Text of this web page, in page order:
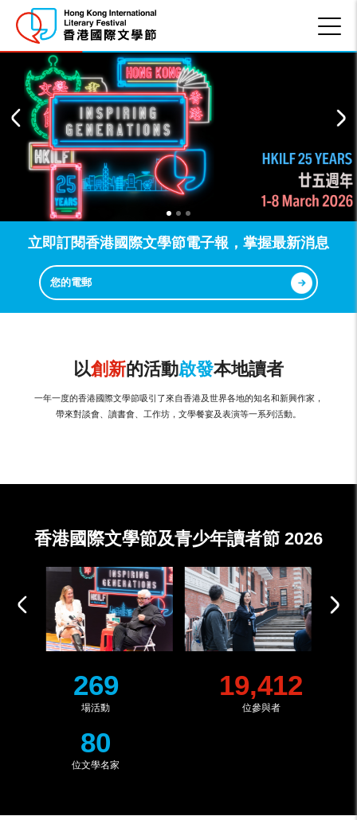
立即訂閱香港國際文學節電子報，掌握最新消息
以創新的活動啟發本地讀者
一年一度的香港國際文學節吸引了來自香港及世界各地的知名和新興作家，
帶來對談會、讀書會、工作坊，文學餐宴及表演等一系列活動。
香港國際文學節及青少年讀者節 2026
269
場活動
19,412
位參與者
80
位文學名家